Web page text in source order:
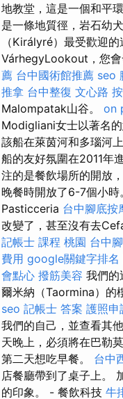
地教堂，這是一個和平
是一條地質徑，岩石幼
（Királyré）最受歡迎的
VárhegyLookout，您會
薦 台中國術館推薦 seo
推拿 台中整復 文心路
Malompatak山谷。 on
Modigliani女士以著名
該船在萊茵河和多瑙河
船的友好氛圍在2011年
注的是餐飲場所的開放
晚餐時開放了6-7個小時
Pasticceria 台中腳底按
改變了，甚至沒有去
記帳士 課程 桃園 台中
費用 google關鍵字排名
會點心 撥筋美容 我們
爾米納（Taormina）的
seo 記帳士 答案 護照申
我們的自己，並查看其
天晚上，必須將在巴勒
第二天想吃早餐。 台中
店餐廳帶到了桌子上。
的印象。 - 餐飲科技 牛